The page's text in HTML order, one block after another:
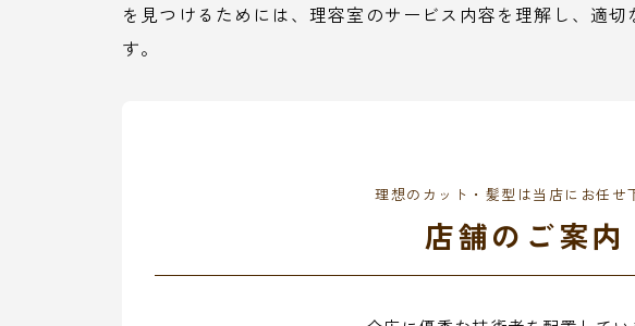
を見つけるためには、理容室のサービス内容を理解し、適
す。
理想のカット・髪型は当店にお任せ
店舗のご案内